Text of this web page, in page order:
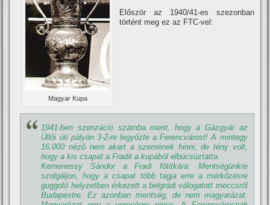
Magyar Kupa
Először az 1940/41-es szezonban
történt meg ez az FTC-vel:
1941-ben szenzáció számba ment, hogy a Gázgyár az
Üllői úti pályán 3-2-re legyőzte a Ferencvárost! A mintegy
16.000 néző nem akart a szemének hinni, de tény volt,
hogy a kis csapat a Fradit a kupából elbúcsúztatta.
Kemenessy Sándor a Fradi főtitkára: Mentségünkre
szolgáljon, hogy a csapat több tagja erre a mérkőzésre
guggoló helyzetben érkezett a belgrádi válogatott meccsről
Budapestre. Ez azonban mentség, de nem magyarázat.